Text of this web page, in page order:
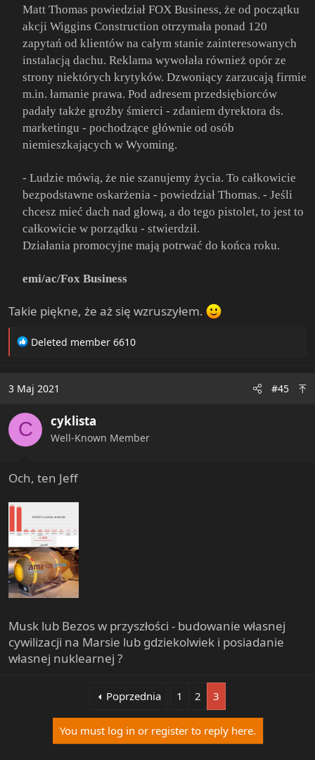
Matt Thomas powiedział FOX Business, że od początku
akcji Wiggins Construction otrzymała ponad 120
zapytań od klientów na całym stanie zainteresowanych
instalacją dachu. Reklama wywołała również opór ze
strony niektórych krytyków. Dzwoniący zarzucają firmie
m.in. łamanie prawa. Pod adresem przedsiębiorców
padały także groźby śmierci - zdaniem dyrektora ds.
marketingu - pochodzące głównie od osób
niemieszkających w Wyoming.
- Ludzie mówią, że nie szanujemy życia. To całkowicie
bezpodstawne oskarżenia - powiedział Thomas. - Jeśli
chcesz mieć dach nad głową, a do tego pistolet, to jest to
całkowicie w porządku - stwierdził.
Działania promocyjne mają potrwać do końca roku.
emi/ac/Fox Business
Takie piękne, że aż się wzruszyłem.
R
t
o
n
s
Deleted member 6610
3 Maj 2021 #45
C cyklista
Well-Known Member
Och, ten Jeff
Musk lub Bezos w przyszłości - budowanie własnej
cywilizacji na Marsie lub gdziekolwiek i posiadanie
własnej nuklearnej ?
Poprzednia 1 2 3
You must log in or register to reply here.